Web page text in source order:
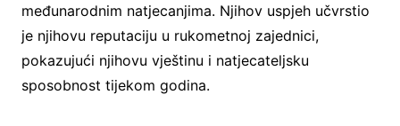
međunarodnim natjecanjima. Njihov uspjeh učvrstio
je njihovu reputaciju u rukometnoj zajednici,
pokazujući njihovu vještinu i natjecateljsku
sposobnost tijekom godina.